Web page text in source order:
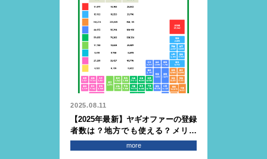
2025.08.11
【2025年最新】ヤギオファーの登録
者数は？地方でも使える？メリッ
ト・デメリットから導入事例まで徹
底解説
more